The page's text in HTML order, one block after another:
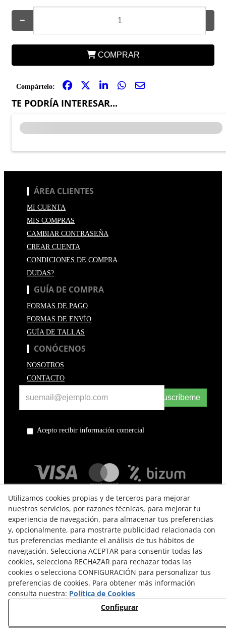
−
COMPRAR
Compártelo:
TE PODRÍA INTERESAR...
ÁREA CLIENTES
MI CUENTA
MIS COMPRAS
CAMBIAR CONTRASEÑA
CREAR CUENTA
CONDICIONES DE COMPRA
DUDAS?
GUÍA DE COMPRA
FORMAS DE PAGO
FORMAS DE ENVÍO
GUÍA DE TALLAS
CONÓCENOS
NOSOTROS
CONTACTO
Suscríbeme
Acepto recibir información comercial
TÉRMINOS Y CONDICIONES DE USO
POLÍTICA DE PRIVACIDAD
POLÍTICA DE COOKIES
CAMBIOS Y DEVOLUCIONES
Utilizamos cookies propias y de terceros para mejorar
nuestros servicios, por razones técnicas, para mejorar tu
experiencia de navegación, para almacenar tus preferencias
y, opcionalmente, para mostrarte publicidad relacionada con
tus preferencias mediante el análisis de tus hábitos de
navegación. Selecciona ACEPTAR para consentir todas las
cookies, selecciona RECHAZAR para rechazar todas las
cookies o selecciona CONFIGURACIÓN para personalizar tus
preferencias de cookies. Para obtener más información
consulta nuestra: Política de Cookies
Configurar